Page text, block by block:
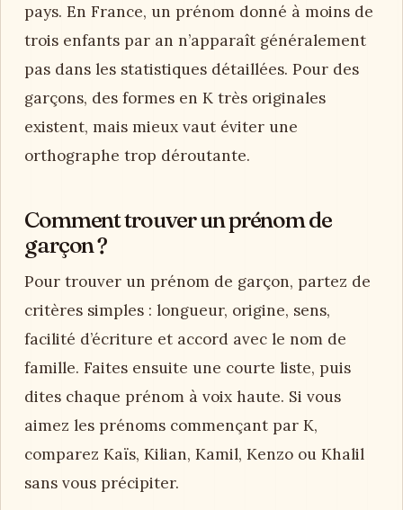
pays. En France, un prénom donné à moins de
trois enfants par an n’apparaît généralement
pas dans les statistiques détaillées. Pour des
garçons, des formes en K très originales
existent, mais mieux vaut éviter une
orthographe trop déroutante.
Comment trouver un prénom de
garçon ?
Pour trouver un prénom de garçon, partez de
critères simples : longueur, origine, sens,
facilité d’écriture et accord avec le nom de
famille. Faites ensuite une courte liste, puis
dites chaque prénom à voix haute. Si vous
aimez les prénoms commençant par K,
comparez Kaïs, Kilian, Kamil, Kenzo ou Khalil
sans vous précipiter.